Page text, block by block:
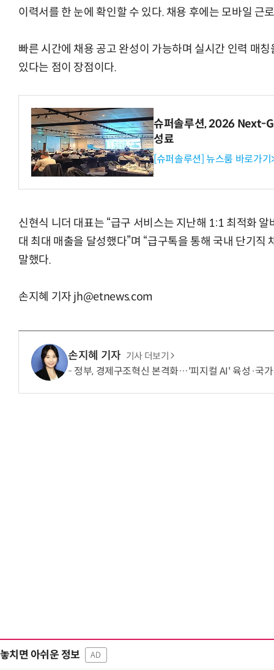
이력서를 한 눈에 확인할 수 있다. 채용 후에는 모바일 근
빠른 시간에 채용 공고 완성이 가능하며 실시간 인력 매
있다는 점이 장점이다.
슈퍼솔루션, 2026 Next-
성료
[슈퍼솔루션] 뉴스룸 바로가기
신현식 니더 대표는 “급구 서비스는 지난해 1:1 최적화
대 최대 매출을 달성했다”며 “급구톡을 통해 국내 단기직
말했다.
손지혜 기자 jh@etnews.com
손지혜 기자 기사 더보기
정부, 경제구조혁신 본격화…'피지컬 AI' 육성·국
놓치면 아쉬운 정보 AD